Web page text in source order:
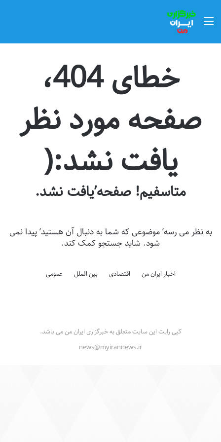
خطای 404،
صفحه مورد نظر
یافت نشد:(
متاسفیم! صفحه’یافت نشد.
به نظر می رسه’ موضوعی که شما به دنبال آن هستید’ پیدا نمی
شود. شاید جستجو کمک کند.
اخبار ایران من اقتصادی بین الملل عمومی
کپی رایت این سایت متعلق به خبرگزاری ایران من می باشد.
news@myirannews.ir